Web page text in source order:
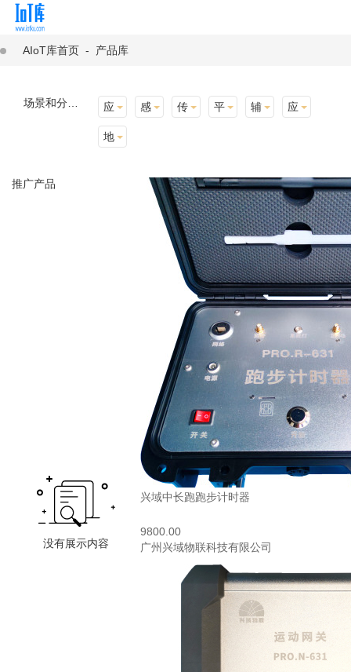
AIoT库首页 - 产品库
应用场景 感知层 传输层 平台层 辅助产品与材料 应用终端
地址选择
推广产品
兴域中长跑跑步计时器
9800.00
广州兴域物联科技有限公司